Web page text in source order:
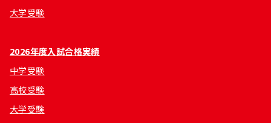
大学受験
2026年度入試合格実績
中学受験
高校受験
大学受験